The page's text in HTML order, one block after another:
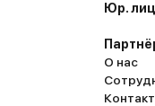
Юр.
О нас